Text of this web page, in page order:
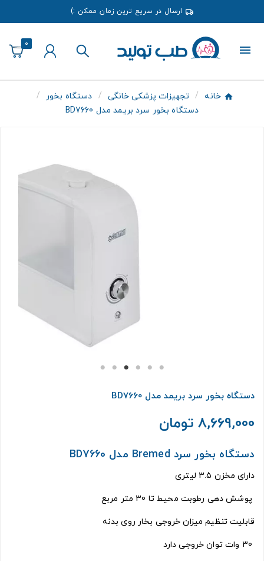
ارسال در سریع ترین زمان ممکن :)
0
خانه تجهیزات پزشکی خانگی
دستگاه بخور
دستگاه بخور سرد بریمد مدل BD7660
دستگاه بخور سرد بریمد مدل BD7660
8,669,000 تومان
دستگاه بخور سرد Bremed مدل BD7660
دارای مخزن 3.5 لیتری
پوشش دهی رطوبت محیط تا 30 متر مربع
قابلیت تنظیم میزان خروجی بخار روی بدنه